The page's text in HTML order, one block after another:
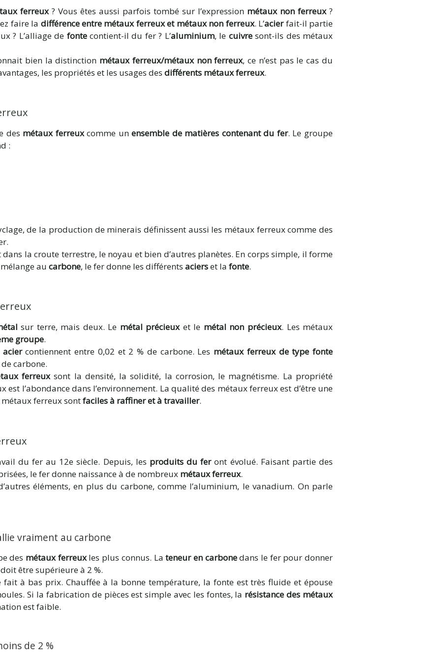
ferreux? Vous êtes aussi parfois tombé sur l’expression métaux non ferreux ?
faire la différence entre métaux ferreux et métaux non ferreux. L’acierfait-il partie
? L’alliage de fontecontient-il du fer ? L’aluminium, le cuivresont-ils des métaux
bien la distinction métaux ferreux/métaux non ferreux, ce n’est pas le cas du
les propriétés et les usages des différents métaux ferreux.
des métaux ferreuxcomme unensemble de matières contenant du fer. Le groupe
:
de la production de minerais définissent aussi les métaux ferreux comme des
la croute terrestre, le noyau et bien d’autres planètes. En corps simple, il forme
au carbone, le fer donne les différents acierset la fonte.
sur terre, mais deux. Le métal précieuxet le métal non précieux. Les métaux
groupe.
aciercontiennent entre 0,02 et 2 % de carbone. Les métaux ferreux de type fonte
carbone.
ferreuxsont la densité, la solidité, la corrosion, le magnétisme. La propriété
l’abondance dans l’environnement. La qualité des métaux ferreux est d’être une
métaux ferreux sontfaciles à raffiner et à travailler.
du fer au 12e siècle. Depuis, les produits du feront évolué. Faisant partie des
le fer donne naissance à de nombreux métaux ferreux.
éléments, en plus du carbone, comme l’aluminium, le vanadium. On parle
vraiment au carbone
des métaux ferreuxles plus connus. Lateneur en carbonedans le fer pour donner
être supérieure à 2 %.
fait à bas prix. Chauffée à la bonne température, la fonte est très fluide et épouse
Si la fabrication de pièces est simple avec les fontes, la résistance des métaux
est faible.
de 2 %